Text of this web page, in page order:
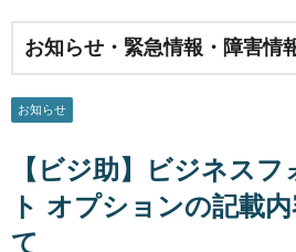
お知らせ・緊急情報・障害情
お知らせ
【ビジ助】ビジネス
ト オプションの記載
て